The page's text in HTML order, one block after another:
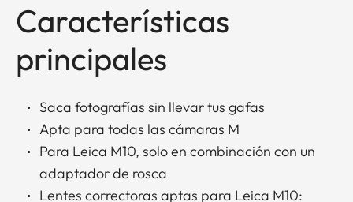
Características
principales
Saca fotografías sin llevar tus gafas
Apta para todas las cámaras M
Para Leica M10, solo en combinación con un
adaptador de rosca
Lentes correctoras aptas para Leica M10: